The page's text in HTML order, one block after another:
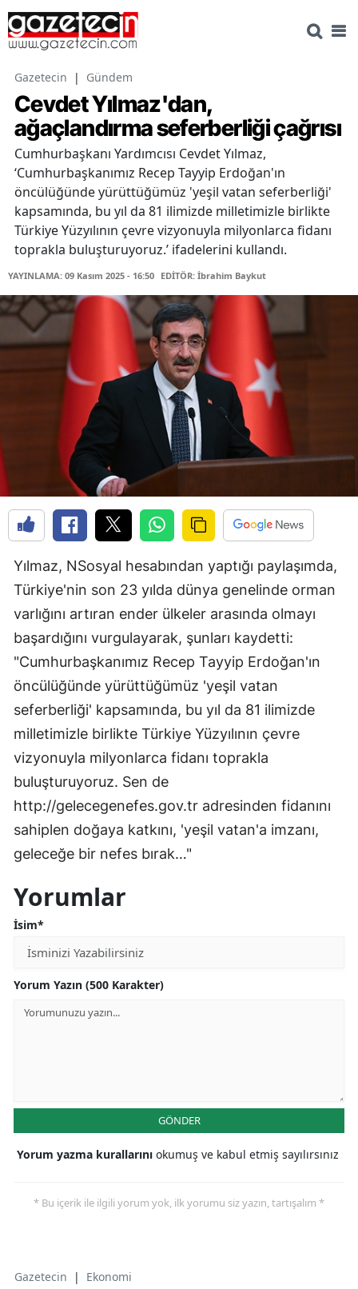
Gazetecin | Gündem
Cevdet Yılmaz'dan,
ağaçlandırma seferberliği çağrısı
Cumhurbaşkanı Yardımcısı Cevdet Yılmaz,
‘Cumhurbaşkanımız Recep Tayyip Erdoğan'ın
öncülüğünde yürüttüğümüz 'yeşil vatan seferberliği'
kapsamında, bu yıl da 81 ilimizde milletimizle birlikte
Türkiye Yüzyılının çevre vizyonuyla milyonlarca fidanı
toprakla buluşturuyoruz.’ ifadelerini kullandı.
YAYINLAMA: 09 Kasım 2025 - 16:50 EDİTÖR: İbrahim Baykut
Yılmaz, NSosyal hesabından yaptığı paylaşımda,
Türkiye'nin son 23 yılda dünya genelinde orman
varlığını artıran ender ülkeler arasında olmayı
başardığını vurgulayarak, şunları kaydetti:
"Cumhurbaşkanımız Recep Tayyip Erdoğan'ın
öncülüğünde yürüttüğümüz 'yeşil vatan
seferberliği' kapsamında, bu yıl da 81 ilimizde
milletimizle birlikte Türkiye Yüzyılının çevre
vizyonuyla milyonlarca fidanı toprakla
buluşturuyoruz. Sen de
http://gelecegenefes.gov.tr adresinden fidanını
sahiplen doğaya katkını, 'yeşil vatan'a imzanı,
geleceğe bir nefes bırak…"
Yorumlar
İsim*
Yorum Yazın (500 Karakter)
GÖNDER
Yorum yazma kurallarını okumuş ve kabul etmiş sayılırsınız
* Bu içerik ile ilgili yorum yok, ilk yorumu siz yazın, tartışalım *
Gazetecin | Ekonomi